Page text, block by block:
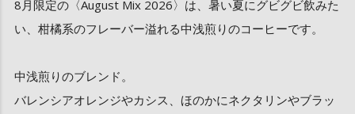
8月限定の〈August Mix 2026〉は、暑い夏にグビグビ飲みた
い、柑橘系のフレーバー溢れる中浅煎りのコーヒーです。
中浅煎りのブレンド。
バレンシアオレンジやカシス、ほのかにネクタリンやブラッ